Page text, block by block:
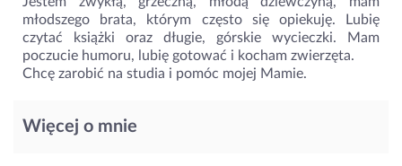
młodszego brata, którym często się opiekuję. Lubię
czytać książki oraz długie, górskie wycieczki. Mam
poczucie humoru, lubię gotować i kocham zwierzęta.
Chcę zarobić na studia i pomóc mojej Mamie.
Więcej o mnie